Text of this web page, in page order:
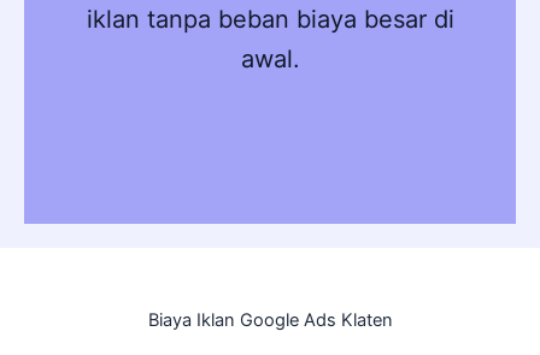
iklan tanpa beban biaya besar di
awal.
Biaya Iklan Google Ads Klaten